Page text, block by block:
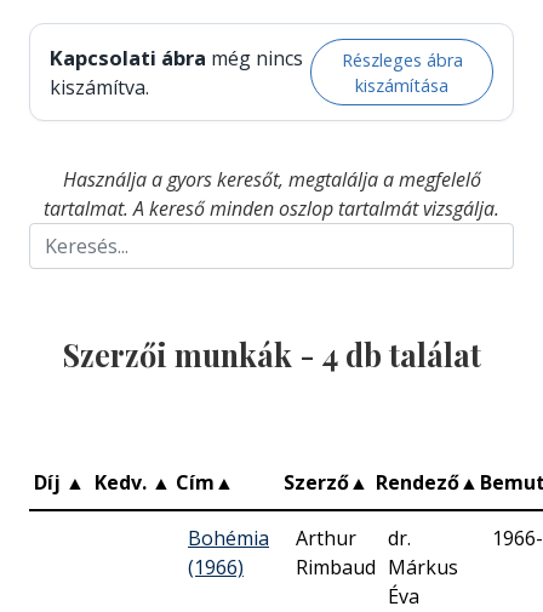
Kapcsolati ábra még nincs
kiszámítva.
Részleges ábra
kiszámítása
Használja a gyors keresőt, megtalálja a megfelelő
tartalmat. A kereső minden oszlop tartalmát vizsgálja.
Szerzői munkák - 4db találat
Díj ▲ Kedv. ▲ Cím▲ Szerző▲ Rendező▲
Bohémia
(1966)
Arthur
Rimbaud
dr.
Márkus
Éva